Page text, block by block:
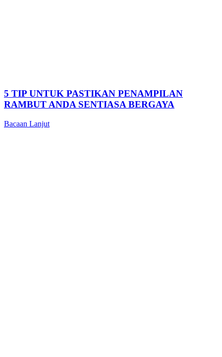
5 TIP UNTUK PASTIKAN PENAMPILAN
RAMBUT ANDA SENTIASA BERGAYA
Bacaan Lanjut